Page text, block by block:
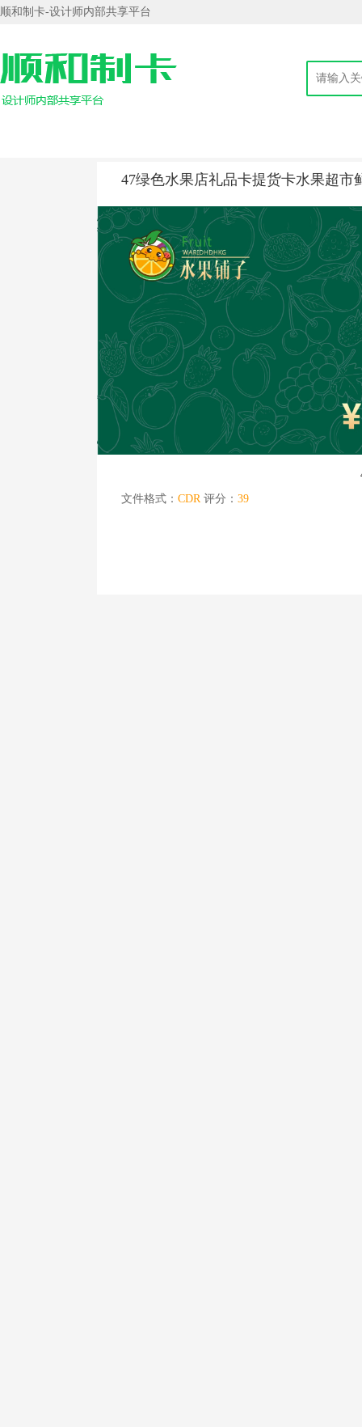
顺和制卡-设计师内部共享平台
47绿色水果店礼品卡提货卡水果超市
文件格式： CDR 评分： 39